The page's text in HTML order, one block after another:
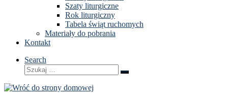
Szaty liturgiczne
Rok liturgiczny
Tabela świąt ruchomych
Materiały do pobrania
Kontakt
Search
Szukaj
Szukaj